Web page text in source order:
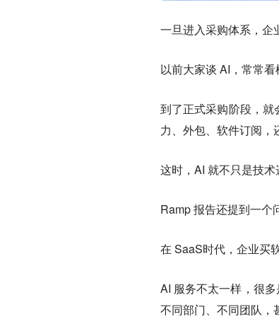
一旦进入采购体系，企
以前大家谈 AI，常常看
到了正式采购阶段，
力、外包、软件订阅，
这时，AI 就不只是技术
Ramp 报告还提到一个
在 SaaS时代，企业买
AI 服务不太一样，很
不同部门、不同团队，